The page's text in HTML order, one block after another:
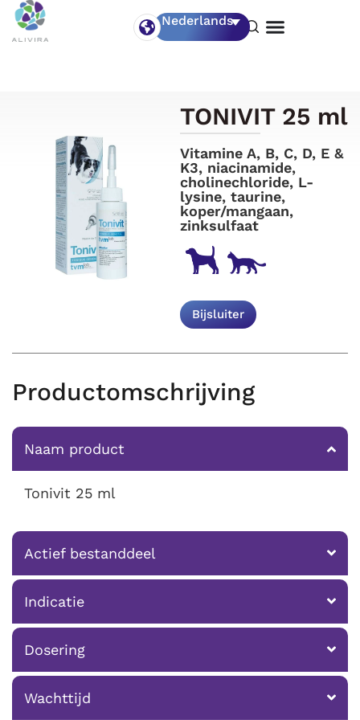
Nederlands
TONIVIT 25 ml
Vitamine A, B, C, D, E &
K3, niacinamide,
cholinechloride, L-
lysine, taurine,
koper/mangaan,
zinksulfaat
Bijsluiter
Productomschrijving
Naam product
Tonivit 25 ml
Actief bestanddeel
Indicatie
Dosering
Wachttijd